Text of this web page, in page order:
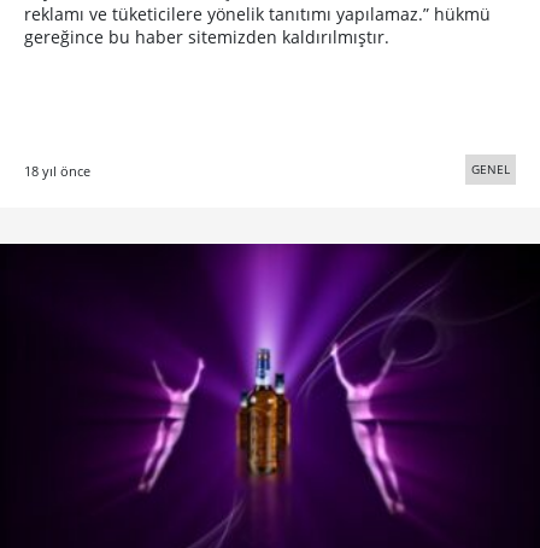
reklamı ve tüketicilere yönelik tanıtımı yapılamaz.” hükmü
gereğince bu haber sitemizden kaldırılmıştır.
18 yıl önce GENEL